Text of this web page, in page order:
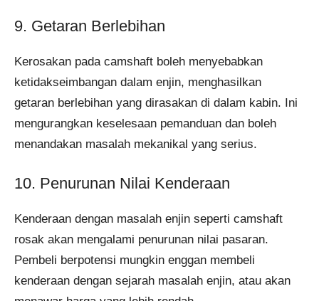
9. Getaran Berlebihan
Kerosakan pada camshaft boleh menyebabkan
ketidakseimbangan dalam enjin, menghasilkan
getaran berlebihan yang dirasakan di dalam kabin. Ini
mengurangkan keselesaan pemanduan dan boleh
menandakan masalah mekanikal yang serius.
10. Penurunan Nilai Kenderaan
Kenderaan dengan masalah enjin seperti camshaft
rosak akan mengalami penurunan nilai pasaran.
Pembeli berpotensi mungkin enggan membeli
kenderaan dengan sejarah masalah enjin, atau akan